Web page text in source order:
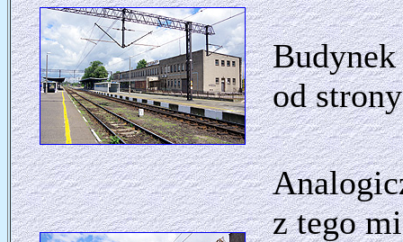
od
z tego